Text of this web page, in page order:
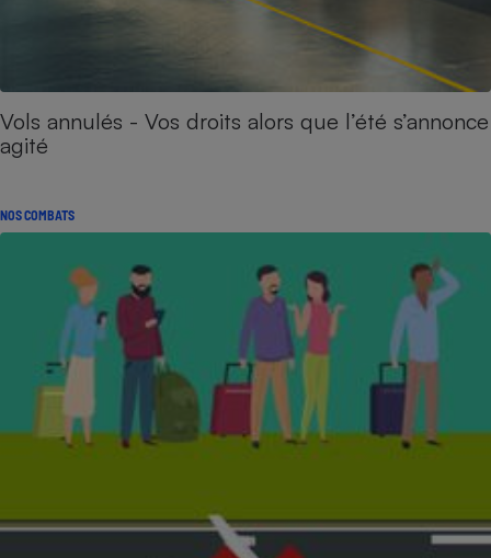
Vols annulés - Vos droits alors que l’été s’annonce
agité
NOS COMBATS